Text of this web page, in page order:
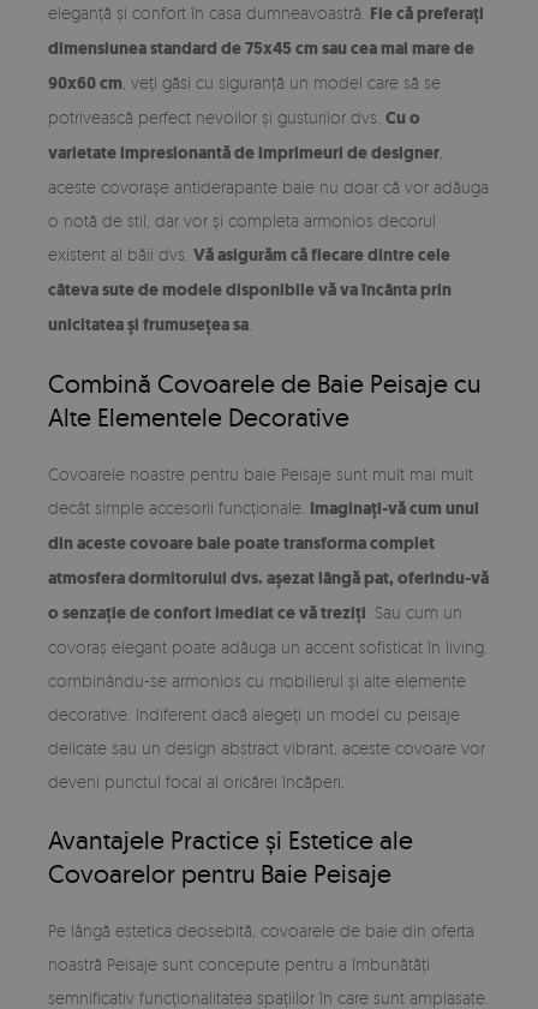
eleganță și confort în casa dumneavoastră. Fie că preferați
dimensiunea standard de 75x45 cm sau cea mai mare de
90x60 cm , veți găsi cu siguranță un model care să se
potrivească perfect nevoilor și gusturilor dvs. Cu o
varietate impresionantă de imprimeuri de designer
aceste covorașe antiderapante baie nu doar că vor adăuga
o notă de stil, dar vor și completa armonios decorul
existent al băii dvs. Vă asigurăm că fiecare dintre cele
câteva sute de modele disponibile vă va încânta prin
unicitatea și frumusețea sa
Combină Covoarele de Baie Peisaje cu
Alte Elementele Decorative
Covoarele noastre pentru baie Peisaje sunt mult mai mult
decât simple accesorii funcționale. Imaginați-vă cum unul
din aceste covoare baie poate transforma complet
atmosfera dormitorului dvs. așezat lângă pat, oferindu-vă
o senzație de confort imediat ce vă treziți . Sau cum un
covoraș elegant poate adăuga un accent sofisticat în living,
combinându-se armonios cu mobilierul și alte elemente
decorative. Indiferent dacă alegeți un model cu peisaje
delicate sau un design abstract vibrant, aceste covoare vor
deveni punctul focal al oricărei încăperi.
Avantajele Practice și Estetice ale
Covoarelor pentru Baie Peisaje
Pe lângă estetica deosebită, covoarele de baie din oferta
noastră Peisaje sunt concepute pentru a îmbunătăți
semnificativ funcționalitatea spațiilor în care sunt amplasate.